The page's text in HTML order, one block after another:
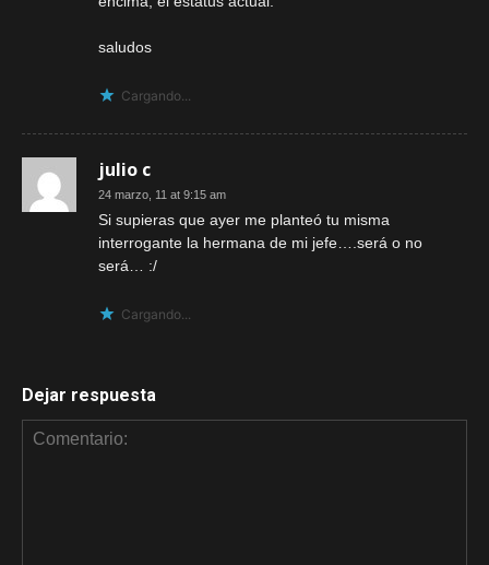
saludos
Cargando...
julio c
24 marzo, 11 at 9:15 am
Si supieras que ayer me planteó tu misma
interrogante la hermana de mi jefe….será o no
será… :/
Cargando...
Dejar respuesta